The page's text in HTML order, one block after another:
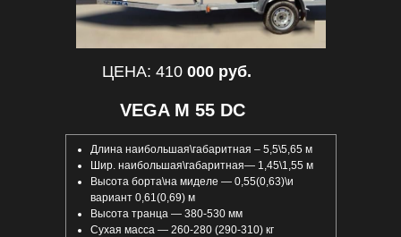
ЦЕНА: 410 000 руб.
VEGA М 55 DC
Длина наибольшая\габаритная – 5,5\5,65 м
Шир. наибольшая\габаритная— 1,45\1,55 м
Высота борта\на миделе — 0,55(0,63)\и
вариант 0,61(0,69) м
Высота транца — 380-530 мм
Сухая масса — 260-280 (290-310) кг